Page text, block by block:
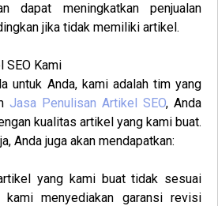
dapat meningkatkan penjualan
jika tidak memiliki artikel.
SEO Kami
untuk Anda, kami adalah tim yang
Jasa Penulisan Artikel SEO, Anda
kualitas artikel yang kami buat.
Anda juga akan mendapatkan:
yang kami buat tidak sesuai
kami menyediakan garansi revisi